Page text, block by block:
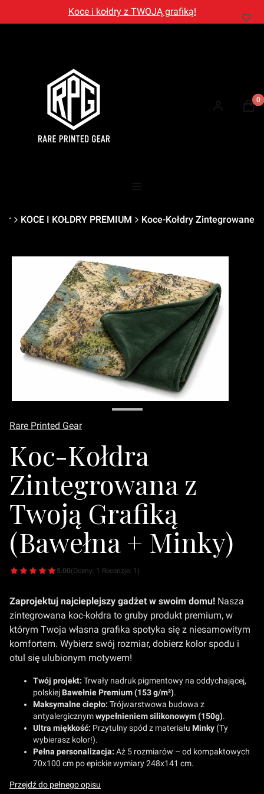
Koce i kołdry z TWOJĄ grafiką!
Zaloguj się
KOCE I KOŁDRY PREMIUM Koce-Kołdry Zintegrowane
Rare Printed Gear
Koc-Kołdra
Zintegrowana z
Twoją Grafiką
(Bawełna + Minky)
5.00(Oceny: 1 Recenzje: 1)
Zaprojektuj najcieplejszy gadżet w swoim domu! Nasza
zintegrowana koc-kołdra to gruby produkt premium, w
którym Twoja własna grafika spotyka się z niesamowitym
komfortem. Wybierz swój rozmiar, dobierz kolor spodu i
otul się ulubionym motywem!
Twój projekt: Trwały nadruk pigmentowy na oddychającej,
polskiejBawełnie Premium (153 g/m²).
Maksymalne ciepło: Trójwarstwowa budowa z
antyalergicznymwypełnieniem silikonowym (150g).
Ultra miękkość: Przytulny spód z materiału Minky (Ty
wybierasz kolor!).
Pełna personalizacja: Aż 5 rozmiarów – od kompaktowych
70x100 cm po epickie wymiary 248x141 cm.
Przejdź do pełnego opisu